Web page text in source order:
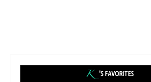
'S FAVORITES